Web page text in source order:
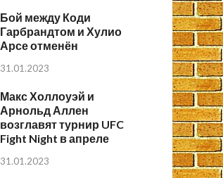
Бой между Коди
Гарбрандтом и Хулио
Арсе отменён
31.01.2023
Макс Холлоуэй и
Арнольд Аллен
возглавят турнир UFC
Fight Night в апреле
31.01.2023